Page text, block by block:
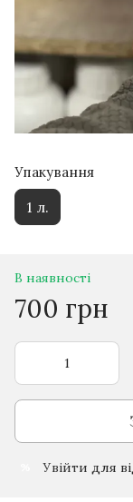
Упакування
1 л.
В наявності
700 грн
Увійти для